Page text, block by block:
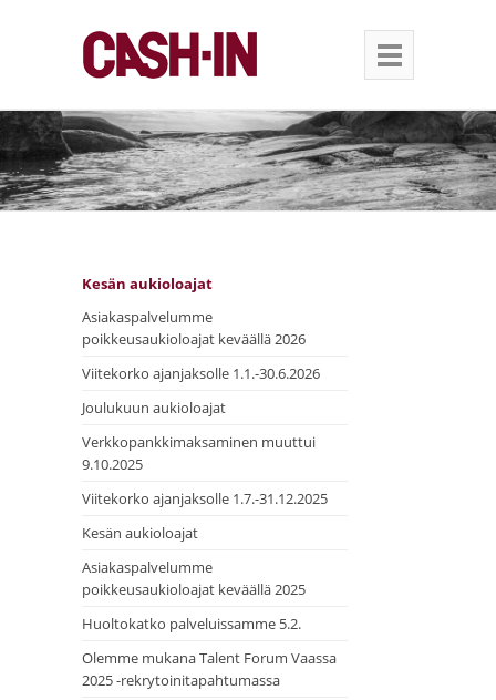
Kesän aukioloajat
Asiakaspalvelumme
poikkeusaukioloajat keväällä 2026
Viitekorko ajanjaksolle 1.1.-30.6.2026
Joulukuun aukioloajat
Verkkopankkimaksaminen muuttui
9.10.2025
Viitekorko ajanjaksolle 1.7.-31.12.2025
Kesän aukioloajat
Asiakaspalvelumme
poikkeusaukioloajat keväällä 2025
Huoltokatko palveluissamme 5.2.
Olemme mukana Talent Forum Vaassa
2025 -rekrytoinitapahtumassa